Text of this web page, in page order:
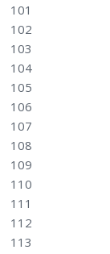
101
102
103
104
105
106
107
108
109
110
111
112
113